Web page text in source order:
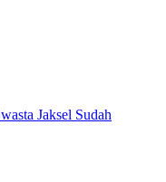
Jaksel Sudah